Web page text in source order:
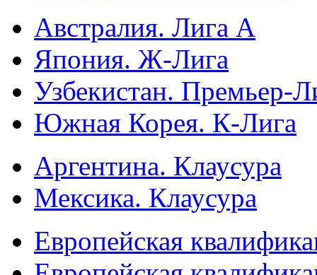
Австралия. Лига А
Япония. Ж-Лига
Узбекистан. Премьер-
Южная Корея. К-Лига
Аргентина. Клаусура
Мексика. Клаусура
Европейская